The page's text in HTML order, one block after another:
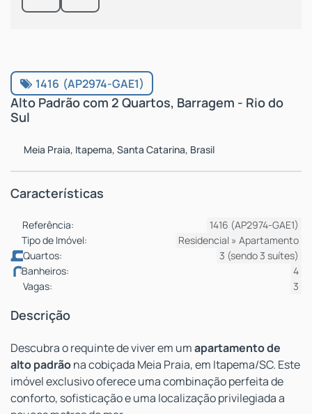
Alto Padrão com 2 Quartos, Barragem - Rio do
Sul
1416 (AP2974-GAE1)
Meia Praia, Itapema, Santa Catarina, Brasil
Características
Referência: 1416 (AP2974-GAE1)
Tipo de Imóvel:
Residencial » Apartamento
Quartos:
3 (sendo 3 suítes)
Banheiros:
4
Vagas:
3
Descrição
Descubra o requinte de viver em umapartamento de
alto padrãona cobiçada Meia Praia, em Itapema/SC. Este
imóvel exclusivo oferece uma combinação perfeita de
conforto, sofisticação e uma localização privilegiada a